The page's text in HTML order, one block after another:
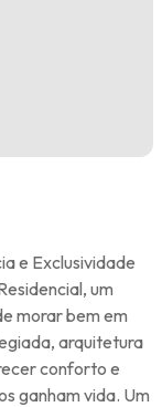
e Exclusividade
um
morar bem em
arquitetura
conforto e
ganham vida. Um